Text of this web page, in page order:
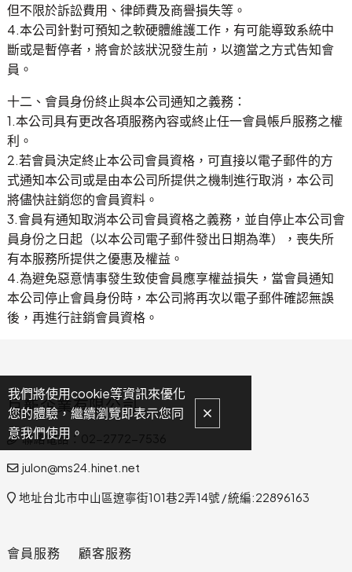
但不限於訴訟費用、律師費及商譽損失等。
4.本公司針對可預知之軟硬體維護工作，有可能導致系統中
斷或是暫停者，將會於該狀況發生前，以適當之方式告知會
員。
十二、會員身份終止與本公司通知之義務：
1.本公司具有更改各項服務內容或終止任一會員帳戶服務之權
利。
2.若會員決定終止本公司會員資格，可直接以電子郵件的方
式通知本公司或是由本公司所提供之機制進行取消，本公司
將儘快註銷您的會員資料。
3.會員有通知取消本公司會員資格之義務，並自停止本公司會
員身份之日起（以本公司電子郵件發出日期為準），喪失所
有本服務所提供之優惠及權益。
4.為避免惡意情事發生致使會員應享權益損失，當會員通知
本公司停止會員身份時，本公司將再次以電子郵件確認無誤
後，再進行註銷會員資格。
巨巃企業有限公司
聯絡電話：02-2772-7536
julon@ms24.hinet.net
地址台北市中山區遼寧街101巷2弄14號 / 統編:22896163
會員服務 顧客服務
我們將使用cookie等資訊來優化
您的體驗，繼續瀏覽即表示您同
意我們使用。